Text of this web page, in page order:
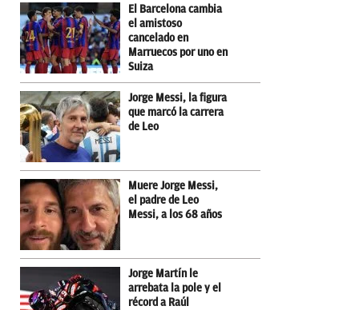
El Barcelona cambia
el amistoso
cancelado en
Marruecos por uno en
Suiza
Jorge Messi, la figura
que marcó la carrera
de Leo
Muere Jorge Messi,
el padre de Leo
Messi, a los 68 años
Jorge Martín le
arrebata la pole y el
récord a Raúl